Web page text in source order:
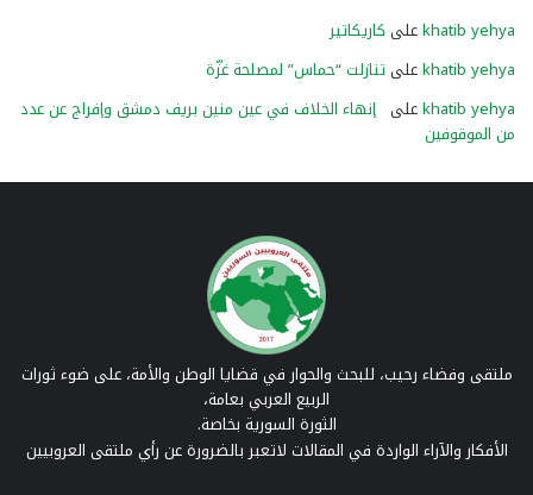
khatib yehyaعلى كاريكاتير
khatib yehyaعلى تنازلت “حماس” لمصلحة غزّة
khatib yehyaعلى إنهاء الخلاف في عين منين بريف دمشق وإفراج عن عدد
من الموقوفين
ملتقى وفضاء رحيب، للبحث والحوار في قضايا الوطن والأمة، على ضوء ثورات
الربيع العربي بعامة،
الثورة السورية بخاصة.
الأفكار والآراء الواردة في المقالات لاتعبر بالضرورة عن رأي ملتقى العروبيين